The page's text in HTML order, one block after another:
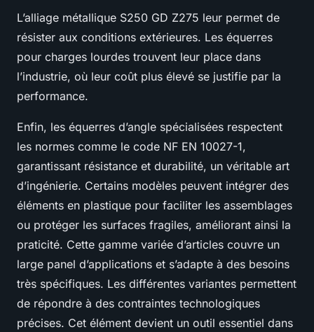
L’alliage métallique S250 GD Z275 leur permet de
résister aux conditions extérieures. Les équerres
pour charges lourdes trouvent leur place dans
l’industrie, où leur coût plus élevé se justifie par la
performance.
Enfin, les équerres d’angle spécialisées respectent
les normes comme le code NF EN 10027-1,
garantissant résistance et durabilité, un véritable art
d’ingénierie. Certains modèles peuvent intégrer des
éléments en plastique pour faciliter les assemblages
ou protéger les surfaces fragiles, améliorant ainsi la
praticité. Cette gamme variée d’articles couvre un
large panel d’applications et s’adapte à des besoins
très spécifiques. Les différentes variantes permettent
de répondre à des contraintes technologiques
précises. Cet élément devient un outil essentiel dans